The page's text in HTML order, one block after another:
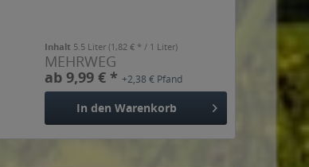
Inhalt 5.5 Liter(1,82 € * / 1 Liter)
MEHRWEG
ab 9,99 € *+2,38 € Pfand
In den Warenkorb